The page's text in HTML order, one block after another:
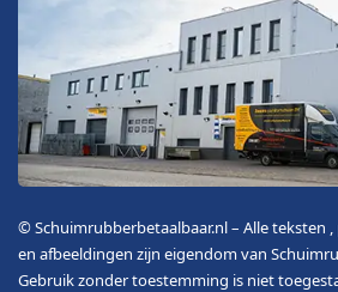
© Schuimrubberbetaalbaar.nl – Alle teksten
en afbeeldingen zijn eigendom van
Gebruik zonder toestemming is niet